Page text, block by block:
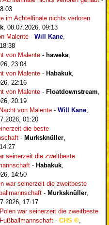
im Achtelfinale nichts verloren
08.07.2026, 09:13
Malente - Will Kane
von Malente - haweka
23:04
von Malente - Habakuk
22:16
von Malente - Floatdownstream
20:19
von Malente - Will Kane
01:20
die beste
- Murksknüller
seinerzeit die zweitbeste
- Habakuk
14:50
war seinerzeit die zweitbeste
- Murksknüller
17:17
Polen war seinerzeit die zweitbeste
Fußballmannschaft - CHS